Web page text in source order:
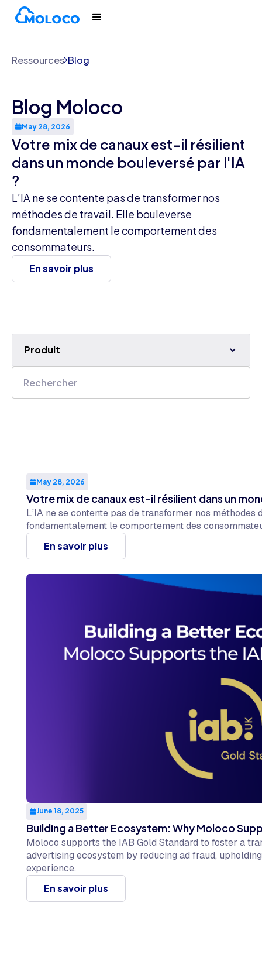
Ressources Blog
Blog Moloco
May 28, 2026
Votre mix de canaux est-il résilient
dans un monde bouleversé par l'IA
?
L’IA ne se contente pas de transformer nos
méthodes de travail. Elle bouleverse
fondamentalement le comportement des
consommateurs.
En savoir plus
Produit
May 28, 2026
Votre mix de canaux est-il résilient dans un
L’IA ne se contente pas de transformer nos
fondamentalement le comportement des
En savoir plus
June 18, 2025
Building a Better Ecosystem: Why Moloco
Moloco supports the IAB Gold Standard to foster a
advertising ecosystem by reducing ad fraud,
experience.
En savoir plus